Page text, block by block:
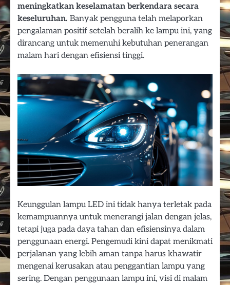
meningkatkan keselamatan berkendara secara
keseluruhan. Banyak pengguna telah melaporkan
pengalaman positif setelah beralih ke lampu ini, yang
dirancang untuk memenuhi kebutuhan penerangan
malam hari dengan efisiensi tinggi.
Keunggulan lampu LED ini tidak hanya terletak pada
kemampuannya untuk menerangi jalan dengan jelas,
tetapi juga pada daya tahan dan efisiensinya dalam
penggunaan energi. Pengemudi kini dapat menikmati
perjalanan yang lebih aman tanpa harus khawatir
mengenai kerusakan atau penggantian lampu yang
sering. Dengan penggunaan lampu ini, visi di malam